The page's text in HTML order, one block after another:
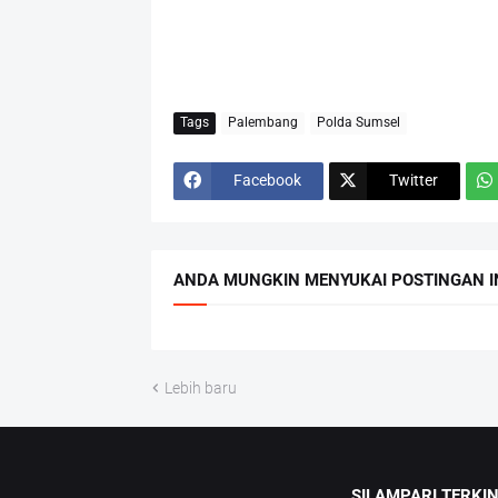
Tags Palembang Polda Sumsel
Facebook Twitter
ANDA MUNGKIN MENYUKAI POSTINGAN
Lebih baru